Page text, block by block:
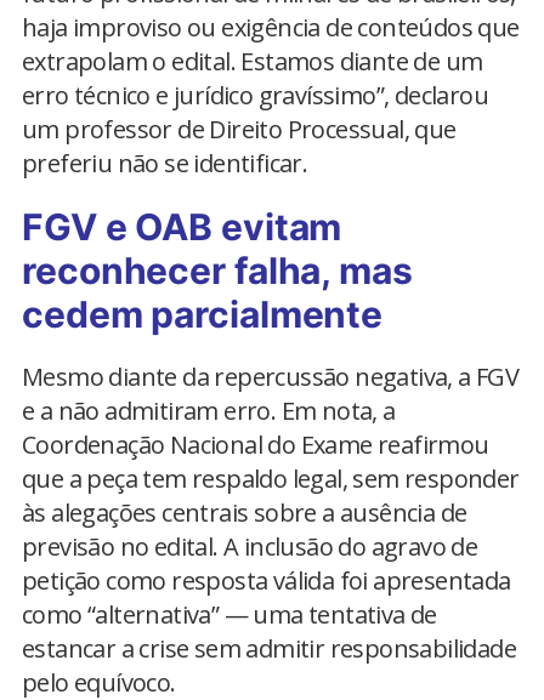
haja improviso ou exigência de conteúdos que
extrapolam o edital. Estamos diante de um
erro técnico e jurídico gravíssimo”, declarou
um professor de Direito Processual, que
preferiu não se identificar.
FGV e OAB evitam
reconhecer falha, mas
cedem parcialmente
Mesmo diante da repercussão negativa, a FGV
e a não admitiram erro. Em nota, a
Coordenação Nacional do Exame reafirmou
que a peça tem respaldo legal, sem responder
às alegações centrais sobre a ausência de
previsão no edital. A inclusão do agravo de
petição como resposta válida foi apresentada
como “alternativa” — uma tentativa de
estancar a crise sem admitir responsabilidade
pelo equívoco.